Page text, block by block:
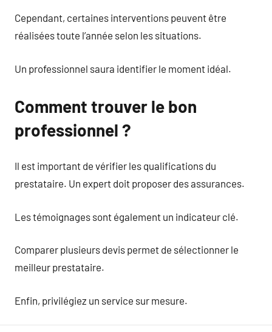
Cependant, certaines interventions peuvent être
réalisées toute l’année selon les situations.
Un professionnel saura identifier le moment idéal.
Comment trouver le bon
professionnel ?
Il est important de vérifier les qualifications du
prestataire. Un expert doit proposer des assurances.
Les témoignages sont également un indicateur clé.
Comparer plusieurs devis permet de sélectionner le
meilleur prestataire.
Enfin, privilégiez un service sur mesure.